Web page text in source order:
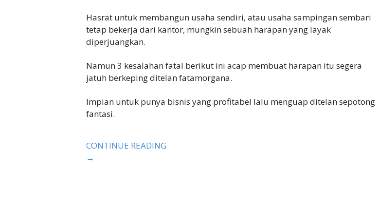
Hasrat untuk membangun usaha sendiri, atau usaha sampingan sembari
tetap bekerja dari kantor, mungkin sebuah harapan yang layak
diperjuangkan.
Namun 3 kesalahan fatal berikut ini acap membuat harapan itu segera
jatuh berkeping ditelan fatamorgana.
Impian untuk punya bisnis yang profitabel lalu menguap ditelan sepotong
fantasi.
CONTINUE READING
→